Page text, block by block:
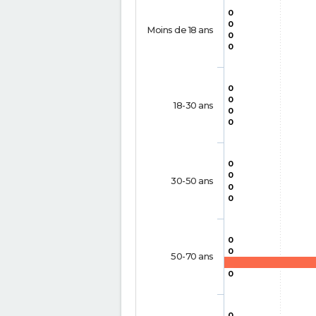
0
0
0
0
0
0
0
0
0
0
0
0
0
0
0
Moins de 18 ans
18-30 ans
30-50 ans
50-70 ans